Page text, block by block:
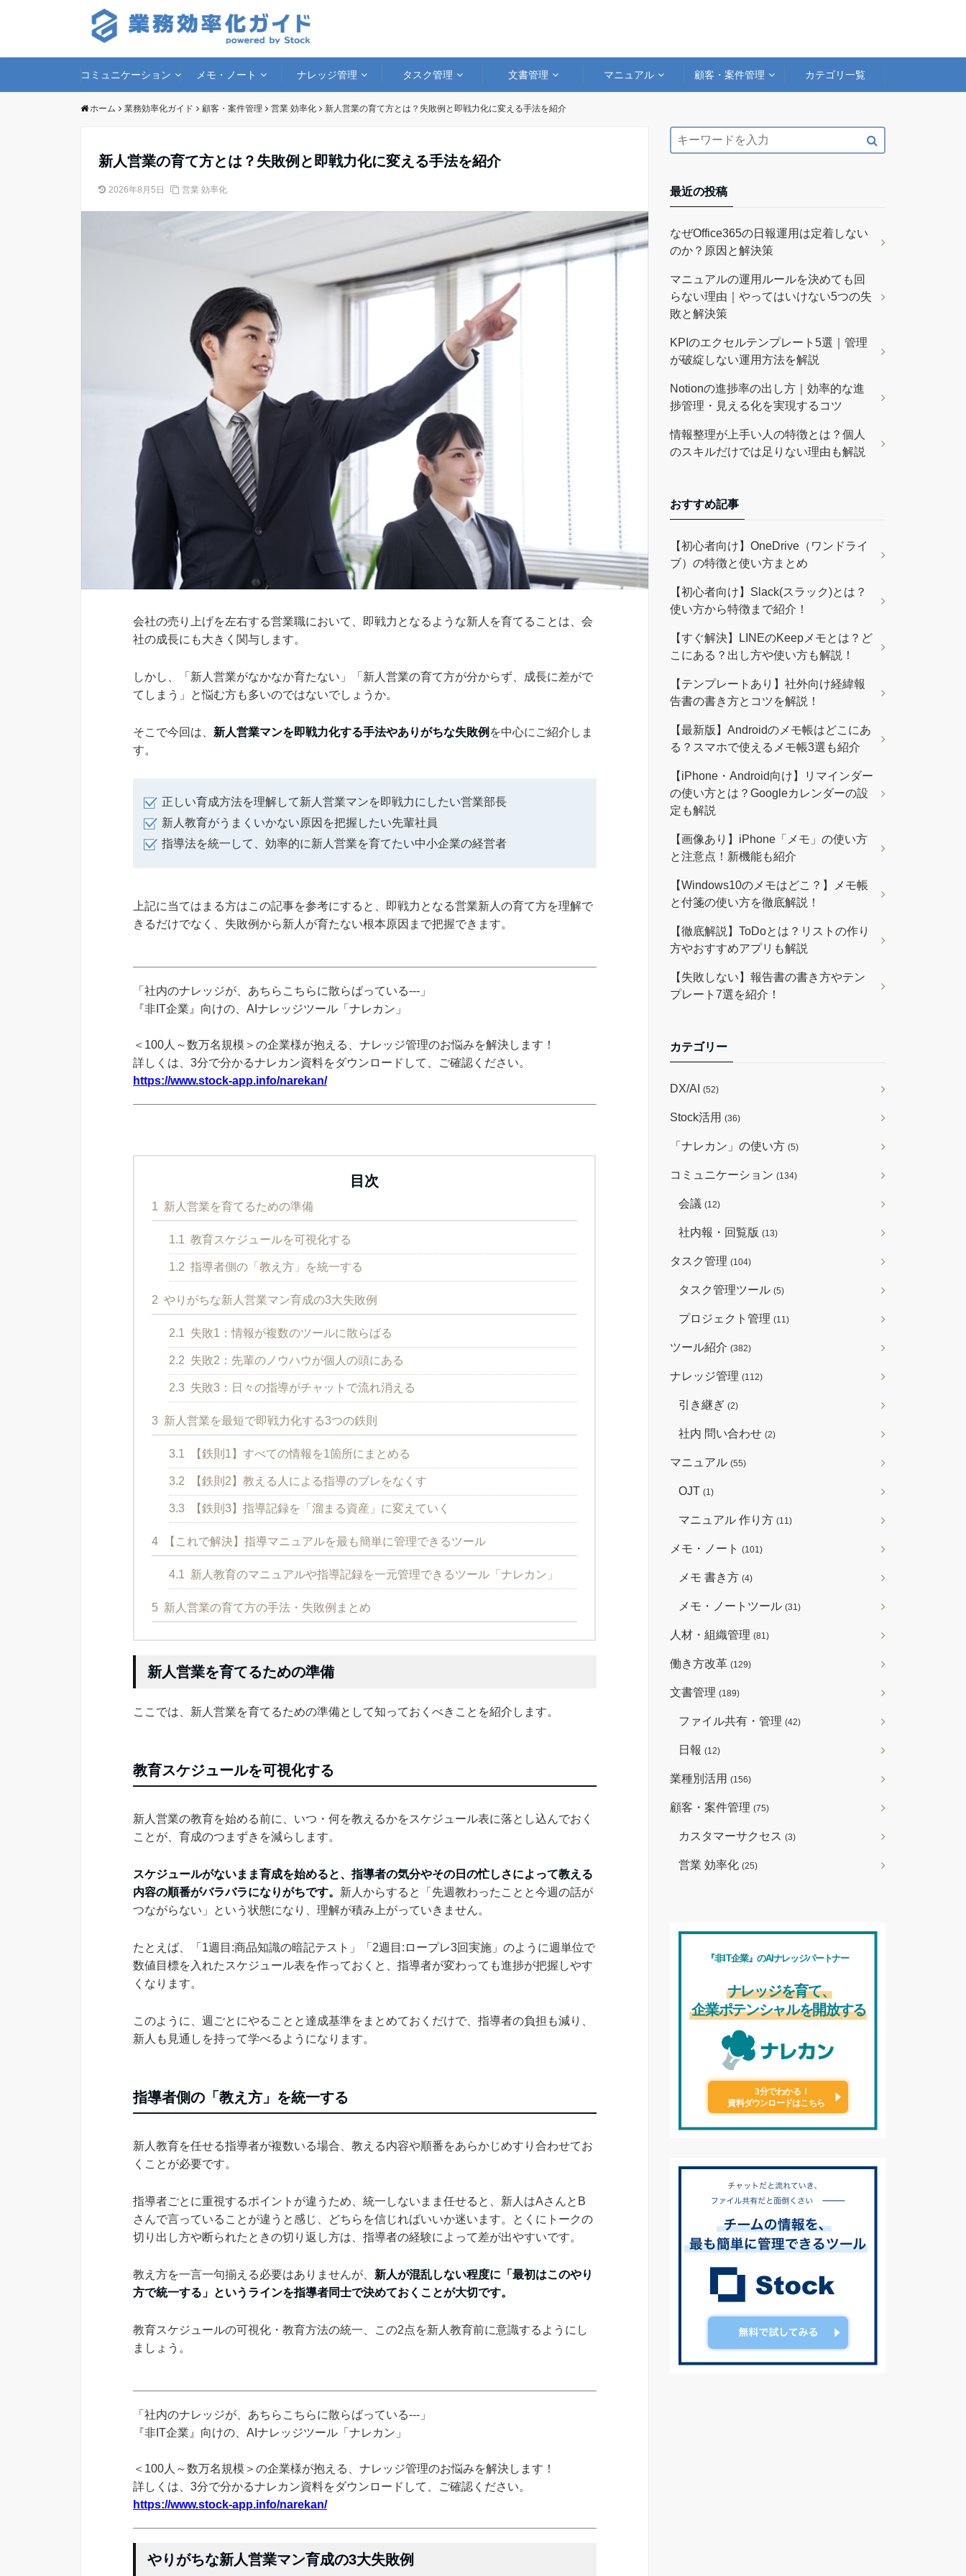
コミュニケーション メモ・ノート ナレッジ管理 タスク管理 文書管理 マニュアル 顧客・案件管理 カテゴリ一覧
ホーム 業務効率化ガイド 顧客・案件管理 営業 効率化 新人営業の育て方とは？失敗例と即戦力化に変える手法を紹介
新人営業の育て方とは？失敗例と即戦力化に変える手法を紹介
2026年8月5日 営業 効率化
会社の売り上げを左右する営業職において、即戦力となるような新人を育てることは、会
社の成長にも大きく関与します。
しかし、「新人営業がなかなか育たない」「新人営業の育て方が分からず、成長に差がで
てしまう」と悩む方も多いのではないでしょうか。
そこで今回は、 新人営業マンを即戦力化する手法やありがちな失敗例 を中心にご紹介しま
す。
正しい育成方法を理解して新人営業マンを即戦力にしたい営業部長
新人教育がうまくいかない原因を把握したい先輩社員
指導法を統一して、効率的に新人営業を育てたい中小企業の経営者
上記に当てはまる方はこの記事を参考にすると、即戦力となる営業新人の育て方を理解で
きるだけでなく、失敗例から新人が育たない根本原因まで把握できます。
「社内のナレッジが、あちらこちらに散らばっている---」
『非IT企業』向けの、AIナレッジツール「ナレカン」
＜100人～数万名規模＞の企業様が抱える、ナレッジ管理のお悩みを解決します！
詳しくは、3分で分かるナレカン資料をダウンロードして、ご確認ください。
https://www.stock-app.info/narekan/
目次
1 新人営業を育てるための準備
1.1 教育スケジュールを可視化する
1.2 指導者側の「教え方」を統一する
2 やりがちな新人営業マン育成の3大失敗例
2.1 失敗1：情報が複数のツールに散らばる
2.2 失敗2：先輩のノウハウが個人の頭にある
2.3 失敗3：日々の指導がチャットで流れ消える
3 新人営業を最短で即戦力化する3つの鉄則
3.1 【鉄則1】すべての情報を1箇所にまとめる
3.2 【鉄則2】教える人による指導のブレをなくす
3.3 【鉄則3】指導記録を「溜まる資産」に変えていく
4 【これで解決】指導マニュアルを最も簡単に管理できるツール
4.1 新人教育のマニュアルや指導記録を一元管理できるツール「ナレカン」
5 新人営業の育て方の手法・失敗例まとめ
新人営業を育てるための準備
ここでは、新人営業を育てるための準備として知っておくべきことを紹介します。
教育スケジュールを可視化する
新人営業の教育を始める前に、いつ・何を教えるかをスケジュール表に落とし込んでおく
ことが、育成のつまずきを減らします。
スケジュールがないまま育成を始めると、指導者の気分やその日の忙しさによって教える
内容の順番がバラバラになりがちです。 新人からすると「先週教わったことと今週の話が
つながらない」という状態になり、理解が積み上がっていきません。
たとえば、「1週目:商品知識の暗記テスト」「2週目:ロープレ3回実施」のように週単位で
数値目標を入れたスケジュール表を作っておくと、指導者が変わっても進捗が把握しやす
くなります。
このように、週ごとにやることと達成基準をまとめておくだけで、指導者の負担も減り、
新人も見通しを持って学べるようになります。
指導者側の「教え方」を統一する
新人教育を任せる指導者が複数いる場合、教える内容や順番をあらかじめすり合わせてお
くことが必要です。
指導者ごとに重視するポイントが違うため、統一しないまま任せると、新人はAさんとB
さんで言っていることが違うと感じ、どちらを信じればいいか迷います。とくにトークの
切り出し方や断られたときの切り返し方は、指導者の経験によって差が出やすいです。
教え方を一言一句揃える必要はありませんが、 新人が混乱しない程度に「最初はこのやり
方で統一する」というラインを指導者同士で決めておくことが大切です。
教育スケジュールの可視化・教育方法の統一、この2点を新人教育前に意識するようにし
ましょう。
「社内のナレッジが、あちらこちらに散らばっている---」
『非IT企業』向けの、AIナレッジツール「ナレカン」
＜100人～数万名規模＞の企業様が抱える、ナレッジ管理のお悩みを解決します！
詳しくは、3分で分かるナレカン資料をダウンロードして、ご確認ください。
https://www.stock-app.info/narekan/
やりがちな新人営業マン育成の3大失敗例
最近の投稿
なぜOffice365の日報運用は定着しない
のか？原因と解決策
マニュアルの運用ルールを決めても回
らない理由｜やってはいけない5つの失
敗と解決策
KPIのエクセルテンプレート5選｜管理
が破綻しない運用方法を解説
Notionの進捗率の出し方｜効率的な進
捗管理・見える化を実現するコツ
情報整理が上手い人の特徴とは？個人
のスキルだけでは足りない理由も解説
おすすめ記事
【初心者向け】OneDrive（ワンドライ
ブ）の特徴と使い方まとめ
【初心者向け】Slack(スラック)とは？
使い方から特徴まで紹介！
【すぐ解決】LINEのKeepメモとは？ど
こにある？出し方や使い方も解説！
【テンプレートあり】社外向け経緯報
告書の書き方とコツを解説！
【最新版】Androidのメモ帳はどこにあ
る？スマホで使えるメモ帳3選も紹介
【iPhone・Android向け】リマインダー
の使い方とは？Googleカレンダーの設
定も解説
【画像あり】iPhone「メモ」の使い方
と注意点！新機能も紹介
【Windows10のメモはどこ？】メモ帳
と付箋の使い方を徹底解説！
【徹底解説】ToDoとは？リストの作り
方やおすすめアプリも解説
【失敗しない】報告書の書き方やテン
プレート7選を紹介！
カテゴリー
DX/AI (52)
Stock活用 (36)
「ナレカン」の使い方 (5)
コミュニケーション (134)
会議 (12)
社内報・回覧版 (13)
タスク管理 (104)
タスク管理ツール (5)
プロジェクト管理 (11)
ツール紹介 (382)
ナレッジ管理 (112)
引き継ぎ (2)
社内 問い合わせ (2)
マニュアル (55)
OJT (1)
マニュアル 作り方 (11)
メモ・ノート (101)
メモ 書き方 (4)
メモ・ノートツール (31)
人材・組織管理 (81)
働き方改革 (129)
文書管理 (189)
ファイル共有・管理 (42)
日報 (12)
業種別活用 (156)
顧客・案件管理 (75)
カスタマーサクセス (3)
営業 効率化 (25)